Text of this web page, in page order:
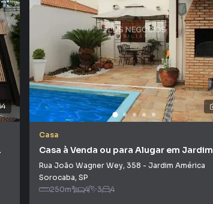
Casa
Casa à Venda ou para Alugar em Jardim
América
Rua João Wagner Wey, 358 - Jardim América
Sorocaba, SP
250m² 4 3 4